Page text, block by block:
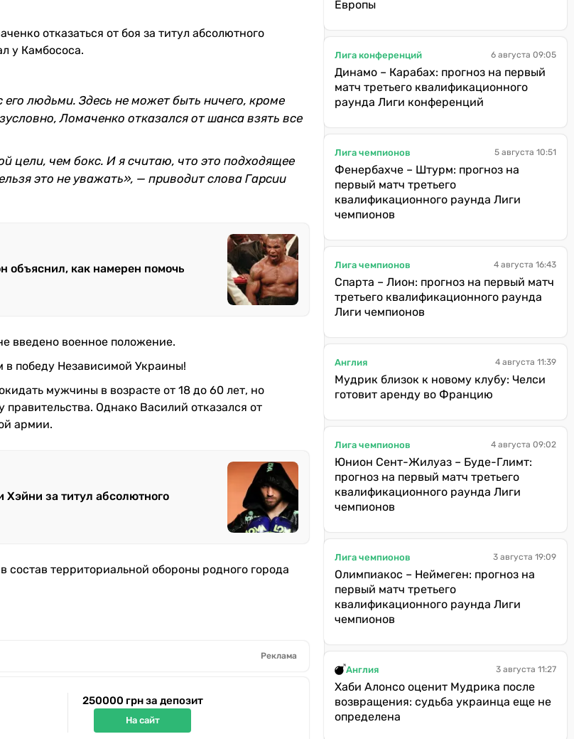
отказаться от боя за титул абсолютного
у Камбососа.
людьми. Здесь не может быть ничего, кроме
Ломаченко отказался от шанса взять все
цели, чем бокс. И я считаю, что это подходящее
это не уважать», — приводит слова Гарсии
объяснил, как намерен помочь
введено военное положение.
победу Независимой Украины!
мужчины в возрасте от 18 до 60 лет, но
Однако Василий отказался от
армии.
за титул абсолютного
территориальной обороны родного города
Реклама
250000 грн за депозит
На сайт
Европы
Лига конференций 6 августа 09:05
Динамо – Карабах: прогноз на первый
матч третьего квалификационного
раунда Лиги конференций
Лига чемпионов 5 августа 10:51
Фенербахче – Штурм: прогноз на
первый матч третьего
квалификационного раунда Лиги
чемпионов
Лига чемпионов 4 августа 16:43
Спарта – Лион: прогноз на первый матч
третьего квалификационного раунда
Лиги чемпионов
Англия 4 августа 11:39
Мудрик близок к новому клубу: Челси
готовит аренду во Францию
Лига чемпионов 4 августа 09:02
Юнион Сент-Жилуаз – Буде-Глимт:
прогноз на первый матч третьего
квалификационного раунда Лиги
чемпионов
Лига чемпионов 3 августа 19:09
Олимпиакос – Неймеген: прогноз на
первый матч третьего
квалификационного раунда Лиги
чемпионов
Англия 3 августа 11:27
Хаби Алонсо оценит Мудрика после
возвращения: судьба украинца еще не
определена